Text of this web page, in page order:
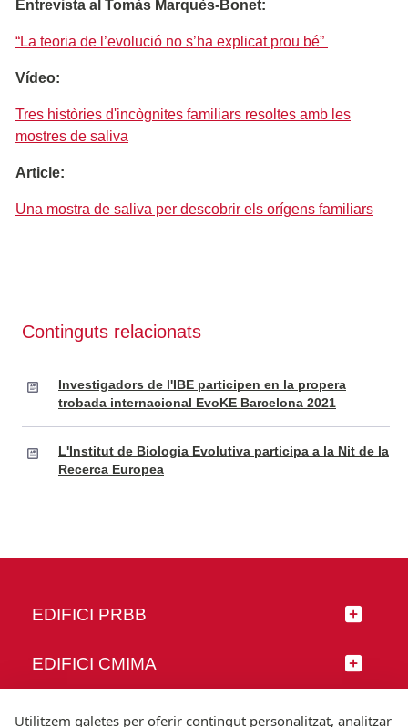
Entrevista al Tomàs Marquès-Bonet:
“La teoria de l’evolució no s’ha explicat prou bé”
Vídeo:
Tres històries d'incògnites familiars resoltes amb les
mostres de saliva
Article:
Una mostra de saliva per descobrir els orígens familiars
Continguts relacionats
Investigadors de l'IBE participen en la propera
trobada internacional EvoKE Barcelona 2021
L'Institut de Biologia Evolutiva participa a la Nit de la
Recerca Europea
EDIFICI PRBB
EDIFICI CMIMA
SEGUEIX-NOS
Utilitzem galetes per oferir contingut personalitzat, analitzar